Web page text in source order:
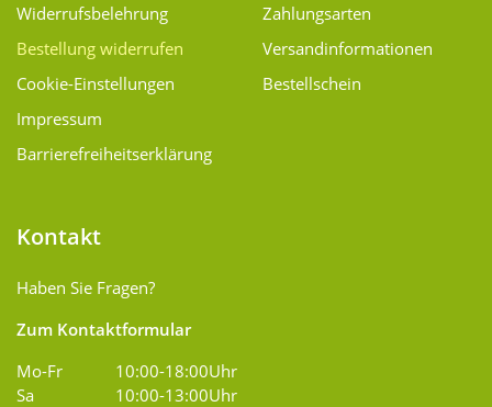
Widerrufsbelehrung
Bestellung widerrufen
Cookie-Einstellungen
Impressum
Barrierefreiheitserklärung
Zahlungsarten
Versand­informationen
Bestellschein
Kontakt
Haben Sie Fragen?
Zum Kontaktformular
Mo-Fr
10:00-18:00Uhr
Sa
10:00-13:00Uhr